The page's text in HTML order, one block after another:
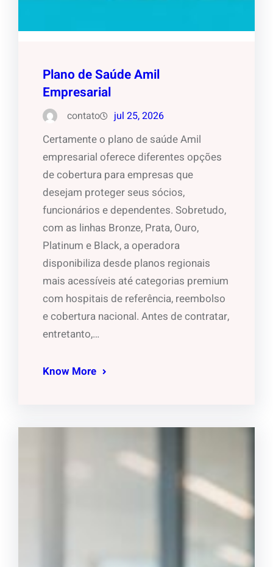
Plano de Saúde Amil
Empresarial
contato jul 25, 2026
Certamente o plano de saúde Amil
empresarial oferece diferentes opções
de cobertura para empresas que
desejam proteger seus sócios,
funcionários e dependentes. Sobretudo,
com as linhas Bronze, Prata, Ouro,
Platinum e Black, a operadora
disponibiliza desde planos regionais
mais acessíveis até categorias premium
com hospitais de referência, reembolso
e cobertura nacional. Antes de contratar,
entretanto,…
Know More